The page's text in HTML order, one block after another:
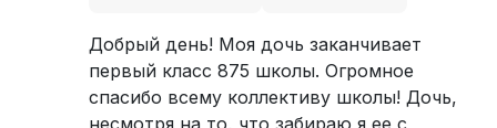
Добрый день! Моя дочь заканчивает
первый класс 875 школы. Огромное
спасибо всему коллективу школы! Дочь,